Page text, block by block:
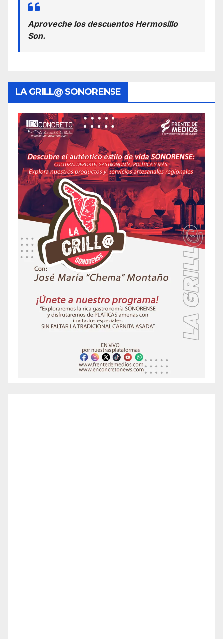
Aproveche los descuentos Hermosillo
Son.
LA GRILL@ SONORENSE